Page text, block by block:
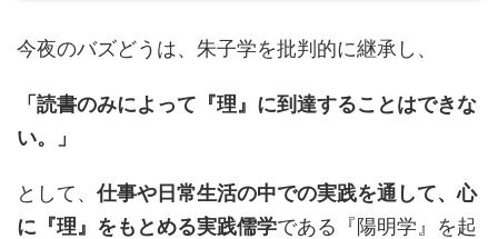
今夜のバズどうは、朱子学を批判的に継承し、
「読書のみによって『理』に到達することはできな
い。」
として、 仕事や日常生活の中での実践を通して、心
に『理』をもとめる実践儒学である『陽明学』を起